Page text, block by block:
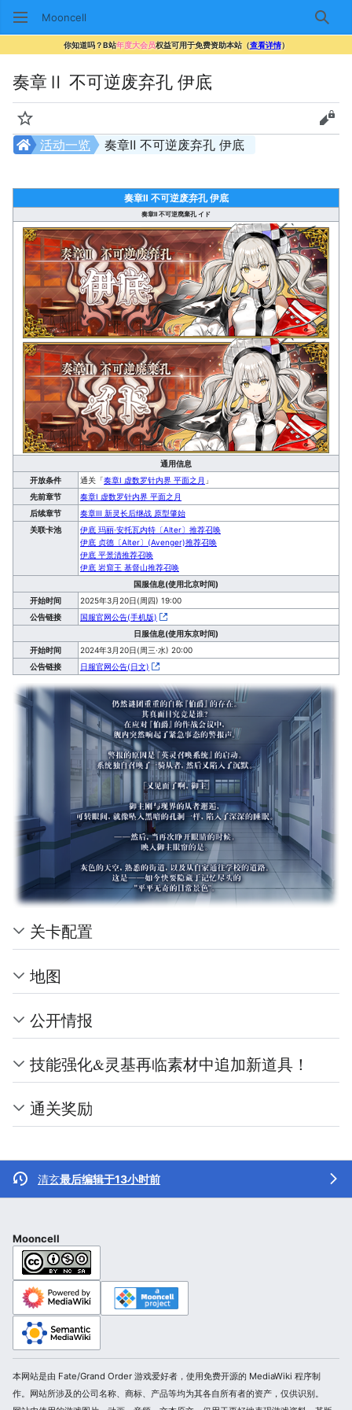
Mooncell 搜索
你知道吗？B站年度大会员权益可用于免费资助本站（查看详情）
奏章Ⅱ 不可逆废弃孔 伊底
监视 查看
奏章Ⅱ 不可逆废弃孔 伊底
活动一览
奏章Ⅱ 不可逆废弃孔 伊底
奏章Ⅱ 不可逆廃棄孔 イド
通用信息
开放条件
通关「奏章Ⅰ 虚数罗针内界 平面之月 」
先前章节
奏章Ⅰ 虚数罗针内界 平面之月
后续章节
奏章Ⅲ 新灵长后继战 原型肇始
关联卡池
伊底 玛丽·安托瓦内特〔Alter〕推荐召唤
伊底 贞德〔Alter〕(Avenger)推荐召唤
伊底 平景清推荐召唤
伊底 岩窟王 基督山推荐召唤
国服信息(使用北京时间)
开始时间
2025年3月20日(周四) 19:00
公告链接
国服官网公告(手机版)
日服信息(使用东京时间)
开始时间
2024年3月20日(周三·水) 20:00
公告链接
日服官网公告(日文)
关卡配置
地图
公开情报
技能强化&灵基再临素材中追加新道具！
通关奖励
清玄最后编辑于13小时前
Mooncell
本网站是由 Fate/Grand Order 游戏爱好者，使用免费开源的 MediaWiki 程序制
作。网站所涉及的公司名称、商标、产品等均为其各自所有者的资产，仅供识别。